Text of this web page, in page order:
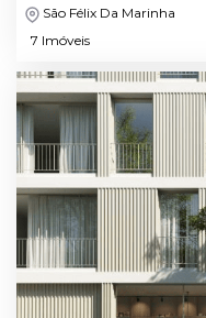
São Félix Da Marinha
7 Imóveis